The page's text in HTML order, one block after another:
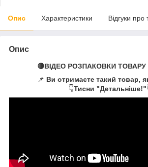
Опис Характеристики Відгуки про
Опис
🔴ВІДЕО РОЗПАКОВКИ
📌 Ви отримаєте такий товар,
👇Тисни "Детальніше!"